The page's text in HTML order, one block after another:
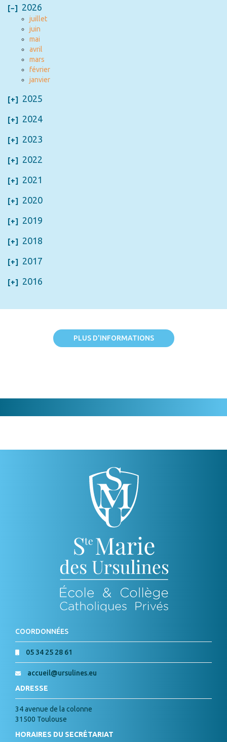
2026
juillet
juin
mai
avril
mars
février
janvier
2025
2024
2023
2022
2021
2020
2019
2018
2017
2016
PLUS D'INFORMATIONS
COORDONNÉES
05 34 25 28 61
accueil@ursulines.eu
ADRESSE
34 avenue de la colonne
31500 Toulouse
HORAIRES DU SECRÉTARIAT